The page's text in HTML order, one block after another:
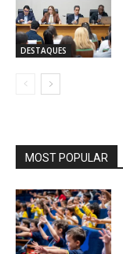
DESTAQUES
MOST POPULAR